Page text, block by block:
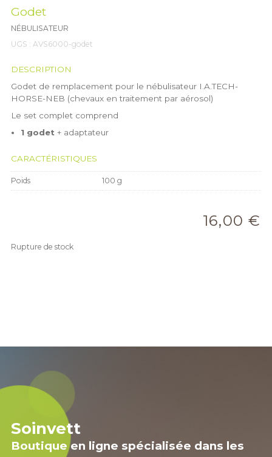
Godet
NÉBULISATEUR
UGS : AVS6000-godet
DESCRIPTION
Godet de remplacement pour le nébulisateur I.A.TECH-
HORSE-NEB (chevaux en traitement par aérosol)
Le set complet comprend
1 godet + adaptateur
CARACTÉRISTIQUES
Poids 100 g
16,00€
Rupture de stock
Soinvett
Boutique en ligne spécialisée dans les